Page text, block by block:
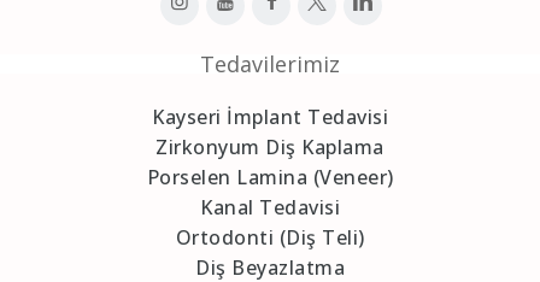
Tedavilerimiz
Kayseri İmplant Tedavisi
Zirkonyum Diş Kaplama
Porselen Lamina (Veneer)
Kanal Tedavisi
Ortodonti (Diş Teli)
Diş Beyazlatma